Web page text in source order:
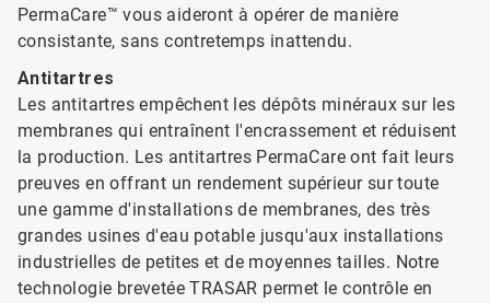
PermaCare™ vous aideront à opérer de manière
consistante, sans contretemps inattendu.
Antitartres
Les antitartres empêchent les dépôts minéraux sur les
membranes qui entraînent l'encrassement et réduisent
la production. Les antitartres PermaCare ont fait leurs
preuves en offrant un rendement supérieur sur toute
une gamme d'installations de membranes, des très
grandes usines d'eau potable jusqu'aux installations
industrielles de petites et de moyennes tailles. Notre
technologie brevetée TRASAR permet le contrôle en